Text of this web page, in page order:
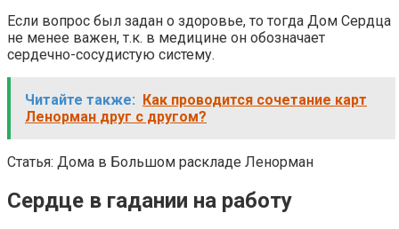
Если вопрос был задан о здоровье, то тогда Дом Сердца
не менее важен, т.к. в медицине он обозначает
сердечно-сосудистую систему.
Читайте также:
Как проводится сочетание карт
Ленорман друг с другом?
Статья: Дома в Большом раскладе Ленорман
Сердце в гадании на работу